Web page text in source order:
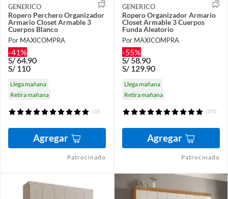
GENERICO
Ropero Perchero Organizador
Armario Closet Armable 3
Cuerpos Blanco
Por MAXICOMPRA
-41%
S/64.90
S/ 110
Llega mañana
Retira mañana
(10)
Agregar
Patrocinado
GENERICO
Ropero Organizador Armario
Closet Armable 3 Cuerpos
Funda Aleatorio
Por MAXICOMPRA
-55%
S/ 58.90
S/ 129.90
Llega mañana
Retira mañana
(275)
Agregar
Patrocinado